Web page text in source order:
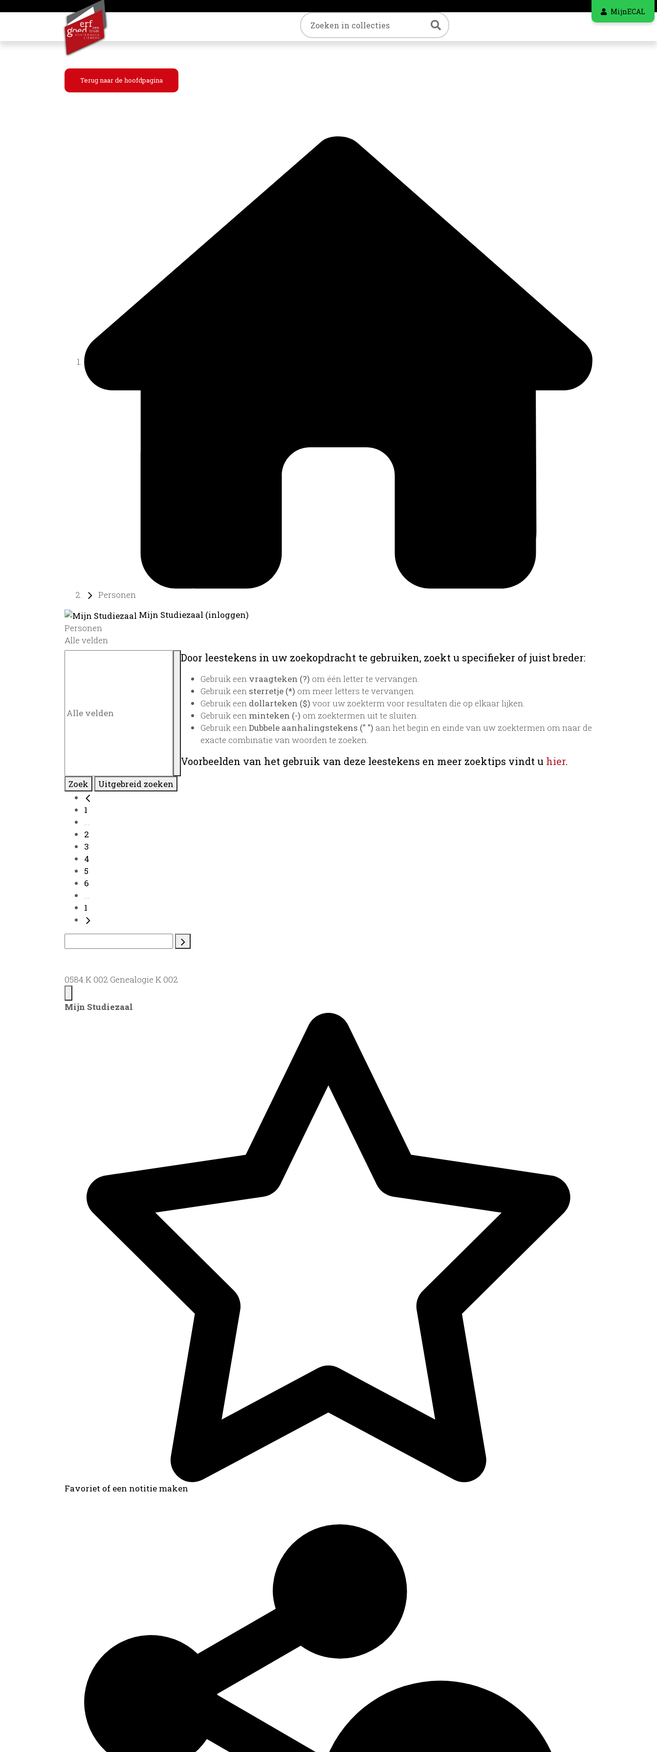
MijnECAL
Trefwoord Zoeken
Terug naar de hoofdpagina
Personen
Mijn Studiezaal (inloggen)
Personen
Alle velden
Door leestekens in uw zoekopdracht te gebruiken, zoekt u specifieker of juist breder:
Gebruik een vraagteken (?) om één letter te vervangen.
Gebruik een sterretje (*) om meer letters te vervangen.
Gebruik een dollarteken ($) voor uw zoekterm voor resultaten die op elkaar lijken.
Gebruik een minteken (-) om zoektermen uit te sluiten.
Gebruik eenDubbele aanhalingstekens (" ") aan het begin en einde van uw zoektermen om naar de
exacte combinatie van woorden te zoeken.
Voorbeelden van het gebruik van deze leestekens en meer zoektips vindt u hier.
Zoek Uitgebreid zoeken
1
...
2
3
4
5
6
...
1
0584.K 002 Genealogie K 002
Mijn Studiezaal
Favoriet of een notitie maken